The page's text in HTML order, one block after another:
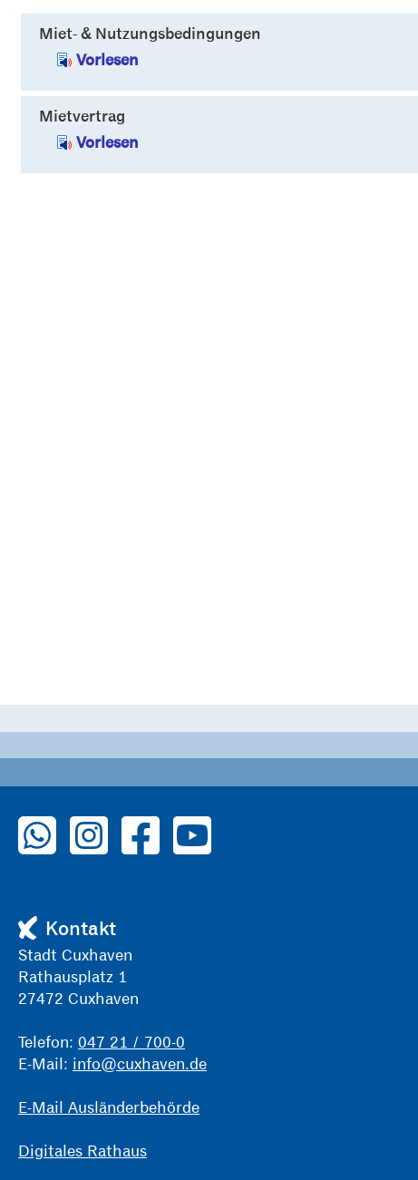
Miet- & Nutzungsbedingungen
Vorlesen
Mietvertrag
Vorlesen
zu WhatsAppzu Instagramzu Facebook
zu YouTube
Kontakt
Stadt Cuxhaven
Rathausplatz 1
27472 Cuxhaven
Telefon: 047 21 / 700-0
E-Mail: info@cuxhaven.de
E-Mail Ausländerbehörde
Digitales Rathaus